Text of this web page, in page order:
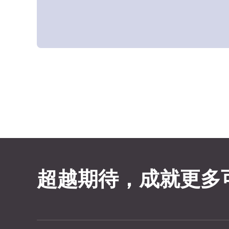
超越期待，成就更多